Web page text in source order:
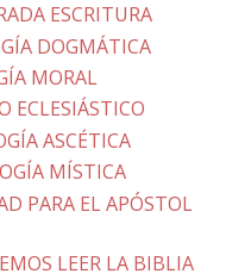
ESCRITURA
DOGMÁTICA
MORAL
ECLESIÁSTICO
ASCÉTICA
MÍSTICA
PARA EL APÓSTOL
LEER LA BIBLIA